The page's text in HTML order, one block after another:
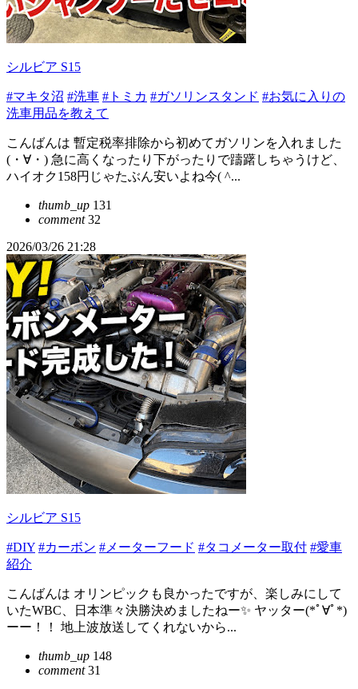
シルビア S15
#マキタ沼 #洗車 #トミカ #ガソリンスタンド #お気に入りの
洗車用品を教えて
こんばんは 暫定税率排除から初めてガソリンを入れました
(・∀・) 急に高くなったり下がったりで躊躇しちゃうけど、
ハイオク158円じゃたぶん安いよね今( ^...
thumb_up 131
comment32
2026/03/26 21:28
シルビア S15
#DIY #カーボン #メーターフード #タコメーター取付 #愛車
紹介
こんばんは オリンピックも良かったですが、楽しみにして
いたWBC、日本準々決勝決めましたねー✨ ヤッター(*ﾟ∀ﾟ*)
ーー！！ 地上波放送してくれないから...
thumb_up 148
comment31